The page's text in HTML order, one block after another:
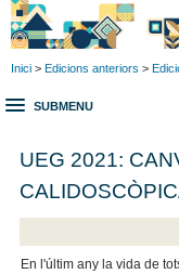
Inici > Edicions anteriors >
SUBMENU
UEG 2021:
En l'últim any la vida de